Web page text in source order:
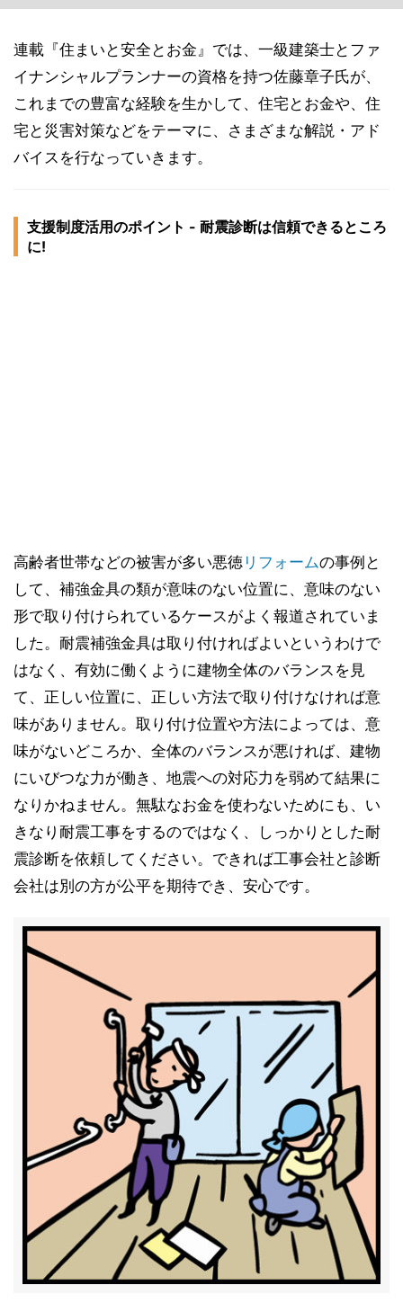
連載『住まいと安全とお金』では、一級建築士とファ
イナンシャルプランナーの資格を持つ佐藤章子氏が、
これまでの豊富な経験を生かして、住宅とお金や、住
宅と災害対策などをテーマに、さまざまな解説・アド
バイスを行なっていきます。
支援制度活用のポイント - 耐震診断は信頼できるところ
に!
高齢者世帯などの被害が多い悪徳 リフォームの事例と
して、補強金具の類が意味のない位置に、意味のない
形で取り付けられているケースがよく報道されていま
した。耐震補強金具は取り付ければよいというわけで
はなく、有効に働くように建物全体のバランスを見
て、正しい位置に、正しい方法で取り付けなければ意
味がありません。取り付け位置や方法によっては、意
味がないどころか、全体のバランスが悪ければ、建物
にいびつな力が働き、地震への対応力を弱めて結果に
なりかねません。無駄なお金を使わないためにも、い
きなり耐震工事をするのではなく、しっかりとした耐
震診断を依頼してください。できれば工事会社と診断
会社は別の方が公平を期待でき、安心です。